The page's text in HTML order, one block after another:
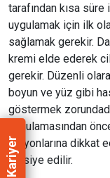
tarafından kısa
uygulamak için ilk
sağlamak gerekir.
kremi elde ederek
gerekir. Düzenli
boyun ve yüz gibi
göstermek
uygulamasından
lezyonlarına dikkat
tavsiye edilir.
Kariyer